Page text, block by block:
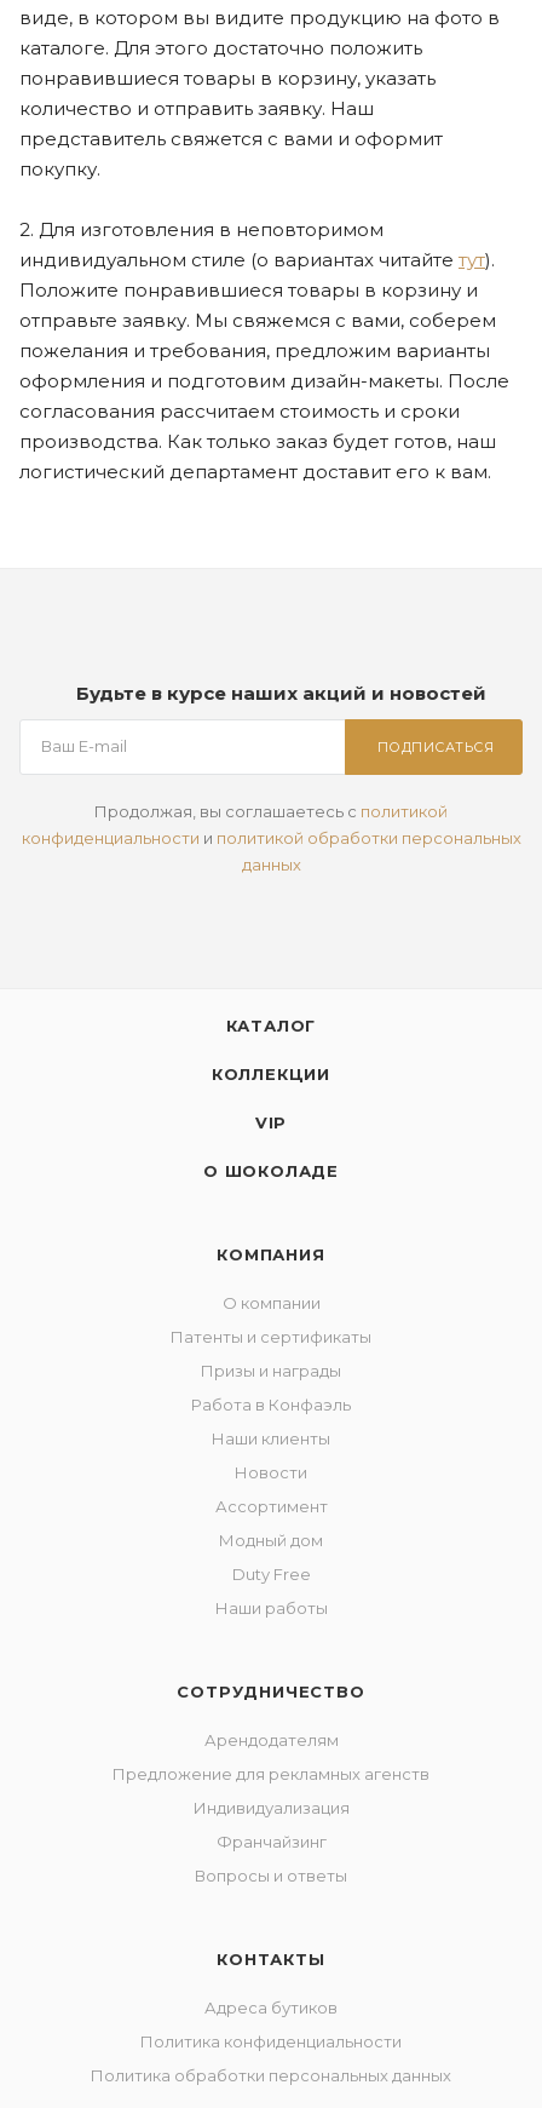
виде, в котором вы видите продукцию на фото в
каталоге. Для этого достаточно положить
понравившиеся товары в корзину, указать
количество и отправить заявку. Наш
представитель свяжется с вами и оформит
покупку.
2. Для изготовления в неповторимом
индивидуальном стиле (о вариантах читайте тут).
Положите понравившиеся товары в корзину и
отправьте заявку. Мы свяжемся с вами, соберем
пожелания и требования, предложим варианты
оформления и подготовим дизайн-макеты. После
согласования рассчитаем стоимость и сроки
производства. Как только заказ будет готов, наш
логистический департамент доставит его к вам.
Будьте в курсе наших акций и новостей
ПОДПИСАТЬСЯ
Продолжая, вы соглашаетесь с политикой
конфиденциальности и политикой обработки персональных
данных
КАТАЛОГ
КОЛЛЕКЦИИ
VIP
О ШОКОЛАДЕ
КОМПАНИЯ
О компании
Патенты и сертификаты
Призы и награды
Работа в Конфаэль
Наши клиенты
Новости
Ассортимент
Модный дом
Duty Free
Наши работы
СОТРУДНИЧЕСТВО
Арендодателям
Предложение для рекламных агенств
Индивидуализация
Франчайзинг
Вопросы и ответы
КОНТАКТЫ
Адреса бутиков
Политика конфиденциальности
Политика обработки персональных данных